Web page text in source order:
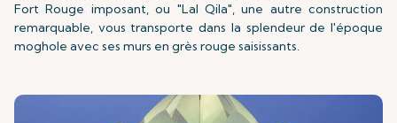
Fort Rouge imposant, ou "Lal Qila", une autre construction
remarquable, vous transporte dans la splendeur de l'époque
moghole avec ses murs en grès rouge saisissants.